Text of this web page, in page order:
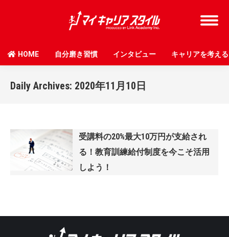
HOME 自分磨き習慣 インタビュー キャリアを考える
Daily Archives: 2020年11月10日
受講料の20%最大10万円が支給され
る！教育訓練給付制度を今こそ活用
しよう！